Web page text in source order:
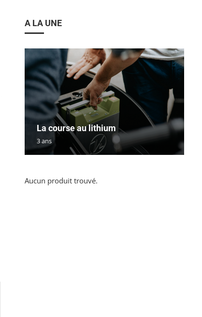
A LA UNE
La course au lithium
3 ans
Aucun produit trouvé.